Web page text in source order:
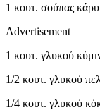
1 κουτ. σούπας κάρυ
Advertisement
1 κουτ. γλυκού
1/2 κουτ. γλυκού
1/4 κουτ. γλυκού